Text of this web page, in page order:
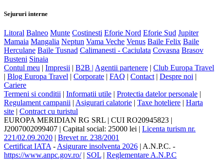
Sejururi interne
Litoral Balneo Munte Costinesti Eforie Nord Eforie Sud Jupiter
Mamaia Mangalia Neptun Vama Veche Venus Baile Felix Baile
Herculane Baile Tusnad Calimanesti - Caciulata Covasna Brasov
Busteni Sinaia
Contul meu
Impresii B2B | Agentii partenere
Club Europa Travel
Blog Europa Travel Corporate FAQ Contact| Despre noi
Cariere
Termeni si conditii
Informatii utile Protectia datelor personale
Regulament campanii Asigurari calatorie Taxe hoteliere
Harta
site
Contract cu turistul
EUROPA MERIDIAN RG SRL
CUI RO20945823
J2007002099407
Capital social: 25000 lei
Licenta turism nr.
221/02.09.2020
Brevet nr. 238/2001
Certificat IATA-Asigurare insolventa 2026 A.N.P.C. -
https://www.anpc.gov.ro/| SOL Reglementare A.N.P.C